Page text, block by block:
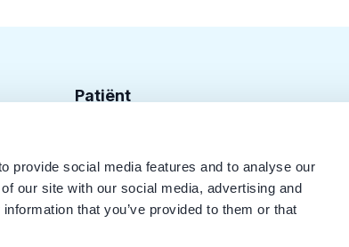
provide social media features and to analyse our
our site with our social media, advertising and
that you’ve provided to them or that
Patiënt
Disciplines
Behandelingen